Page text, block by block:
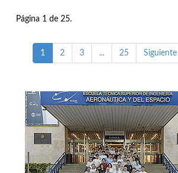
Página 1 de 25.
1 2 3 ... 25 Siguiente